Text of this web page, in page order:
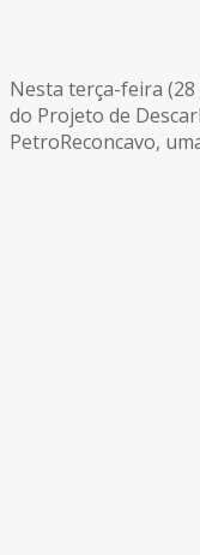
Nesta terça-feira
do Projeto de
PetroReconcavo,